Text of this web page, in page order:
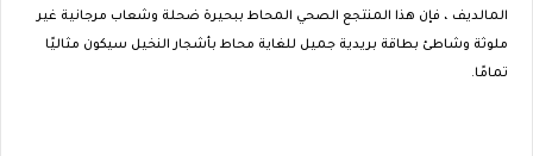
المالديف ، فإن هذا المنتجع الصحي المحاط ببحيرة ضحلة وشعاب مرجانية غير
ملوثة وشاطئ بطاقة بريدية جميل للغاية محاط بأشجار النخيل سيكون مثاليًا
تمامًا.